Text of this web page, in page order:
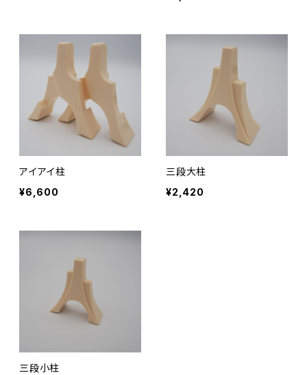
アイアイ柱
¥6,600
三段大柱
¥2,420
三段小柱